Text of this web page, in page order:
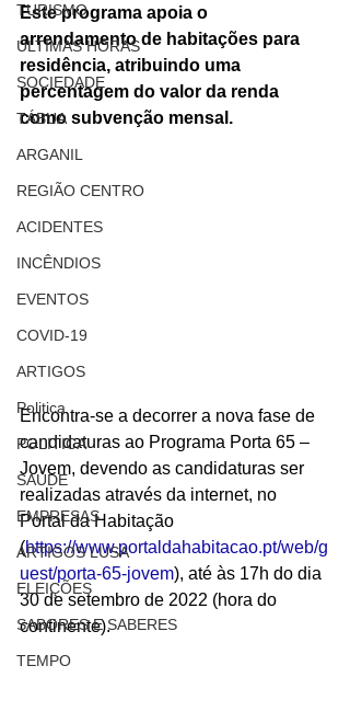
TURISMO
ÚLTIMAS HORAS
SOCIEDADE
TÁBUA
ARGANIL
REGIÃO CENTRO
ACIDENTES
INCÊNDIOS
EVENTOS
COVID-19
ARTIGOS
Politica
POLITICA
SAÚDE
EMPRESAS
ARTIGOS LUSA
ELEIÇÕES
SABORES E SABERES
TEMPO
Este programa apoia o
arrendamento de habitações para
residência, atribuindo uma
percentagem do valor da renda
como subvenção mensal.
Encontra-se a decorrer a nova fase de
candidaturas ao Programa Porta 65 –
Jovem, devendo as candidaturas ser
realizadas através da internet, no
Portal da Habitação
(https://www.portaldahabitacao.pt/web/g
uest/porta-65-jovem), até às 17h do dia
30 de setembro de 2022 (hora do
continente).